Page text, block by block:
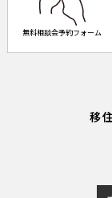
無料相談会予約フォーム
移